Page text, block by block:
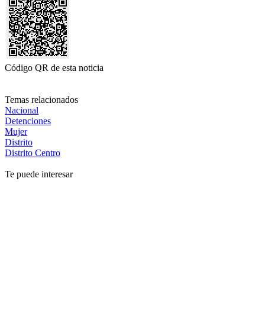
Código QR de esta noticia
Temas relacionados
Nacional
Detenciones
Mujer
Distrito
Distrito Centro
Te puede interesar